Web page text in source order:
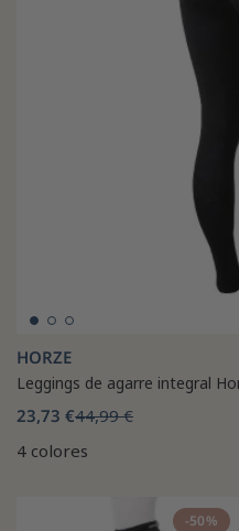
HORZE
Leggings de agarre integral
23,73 €44,99 €
4 colores
-50%